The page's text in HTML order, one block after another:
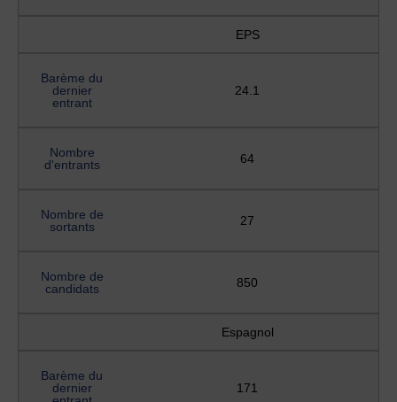
EPS
Barème du
dernier
entrant
24.1
Nombre
d'entrants
64
Nombre de
sortants
27
Nombre de
candidats
850
Espagnol
Barème du
dernier
171